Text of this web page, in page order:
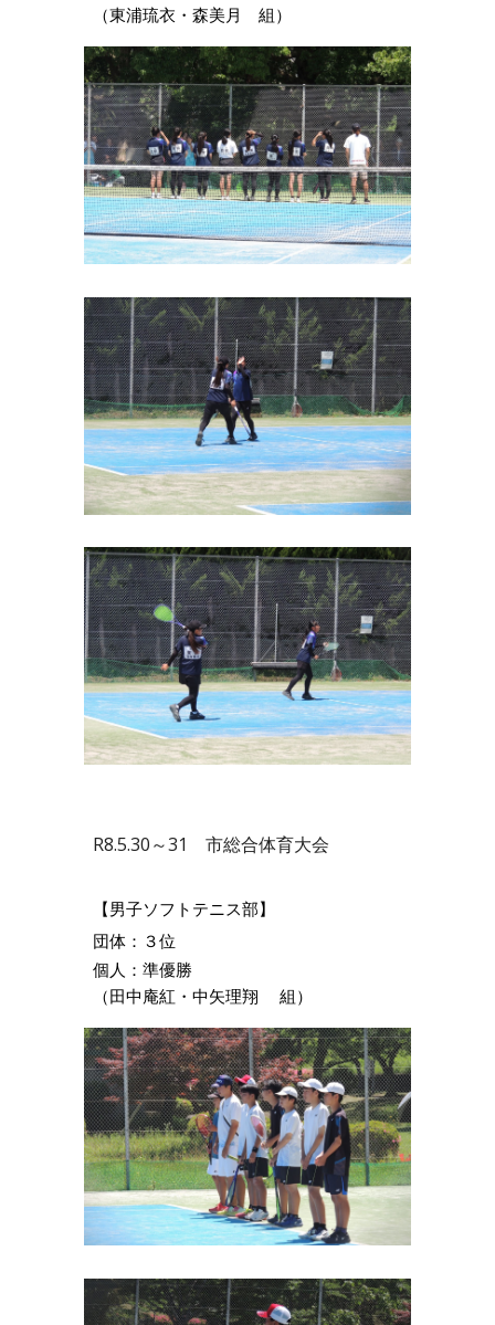
（東浦琉衣・森美月 組）
R8.5.30～31 市総合体育大会
【男子ソフトテニス部】
団体：３位
個人：準優勝
（田中庵紅・中矢理翔
組）